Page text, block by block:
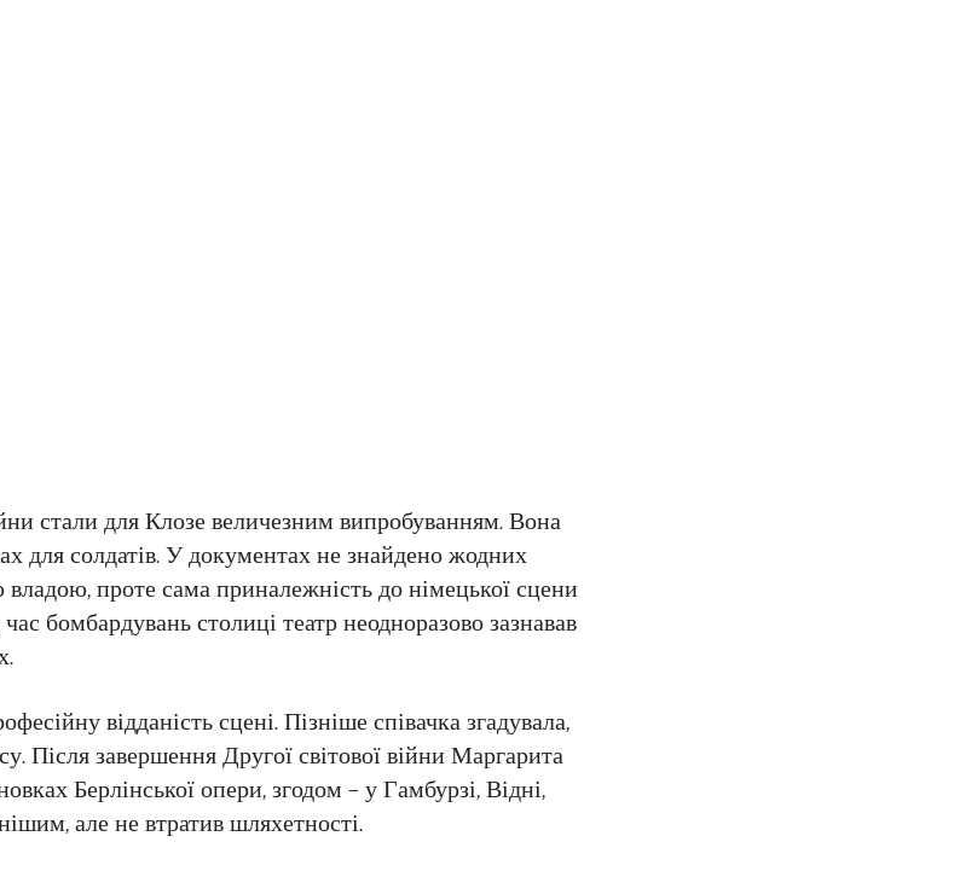
стали для Клозе величезним випробуванням. Вона
для солдатів. У документах не знайдено жодних
владою, проте сама приналежність до німецької сцени
бомбардувань столиці театр неодноразово зазнавав
відданість сцені. Пізніше співачка згадувала,
Після завершення Другої світової війни Маргарита
Берлінської опери, згодом – у Гамбурзі, Відні,
але не втратив шляхетності.